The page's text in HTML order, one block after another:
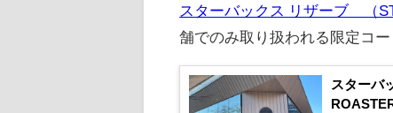
スターバックス リザーブ®（
舗でのみ取り扱われる限定コー
スターバ